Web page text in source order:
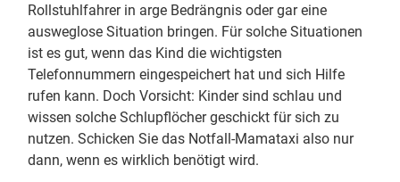
Rollstuhlfahrer in arge Bedrängnis oder gar eine
ausweglose Situation bringen. Für solche Situationen
ist es gut, wenn das Kind die wichtigsten
Telefonnummern eingespeichert hat und sich Hilfe
rufen kann. Doch Vorsicht: Kinder sind schlau und
wissen solche Schlupflöcher geschickt für sich zu
nutzen. Schicken Sie das Notfall-Mamataxi also nur
dann, wenn es wirklich benötigt wird.